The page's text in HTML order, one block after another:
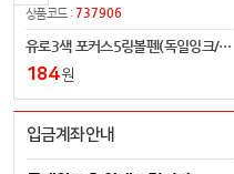
상품코드 :737906
유로3색 포커스5링볼펜(독일잉크/컬러인쇄가능)
184원
입금계좌안내